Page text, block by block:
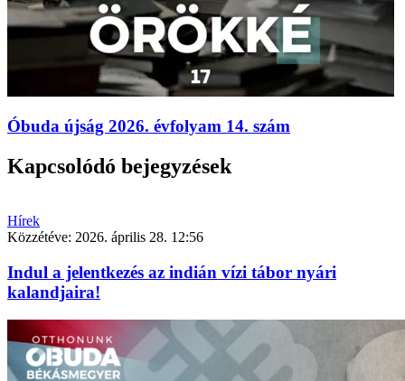
Óbuda újság 2026. évfolyam 14. szám
Kapcsolódó bejegyzések
Hírek
Közzétéve: 2026. április 28. 12:56
Indul a jelentkezés az indián vízi tábor nyári
kalandjaira!